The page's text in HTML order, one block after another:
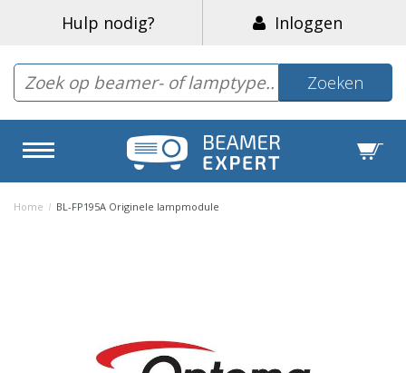
Hulp nodig? Inloggen
Zoeken
Home / BL-FP195A Originele lampmodule